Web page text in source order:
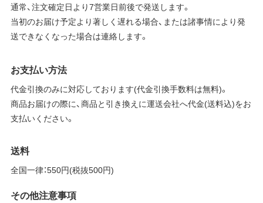
通常、注文確定日より7営業日前後で発送します。
当初のお届け予定より著しく遅れる場合、または諸事情により発
送できなくなった場合は連絡します。
お支払い方法
代金引換のみに対応しております(代金引換手数料は無料)。
商品お届けの際に、商品と引き換えに運送会社へ代金(送料込)をお
支払いください。
送料
全国一律：550円(税抜500円)
その他注意事項